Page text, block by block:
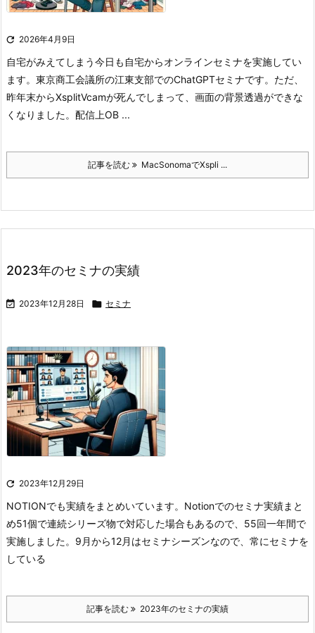
 2026年4月9日
自宅がみえてしまう今日も自宅からオンラインセミナを実施してい
ます。東京商工会議所の江東支部でのChatGPTセミナです。 ただ、
昨年末からXsplitVcamが死んでしまって、画面の背景透過ができな
くなりました。配信上OB ...
記事を読む MacSonomaでXspli ...
2023年のセミナの実績
 2023年12月28日  セミナ
 2023年12月29日
NOTIONでも実績をまとめいています。 Notionでのセミナ実績まと
め51個で連続シリーズ物で対応した場合もあるので、55回一年間で
実施しました。9月から12月はセミナシーズンなので、常にセミナを
している
記事を読む 2023年のセミナの実績